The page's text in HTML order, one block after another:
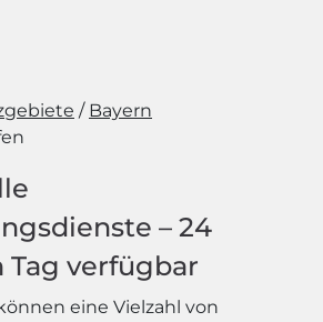
Bayern
– 24
Tag verfügbar
eine Vielzahl von